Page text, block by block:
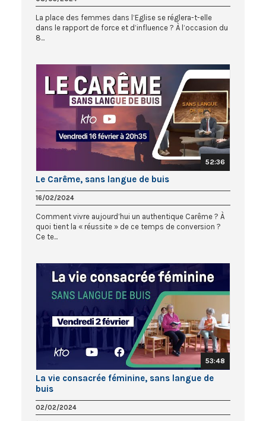
La place des femmes dans l’Eglise se réglera-t-elle
dans le rapport de force et d’influence ? À l’occasion du
8...
52:36
Le Carême, sans langue de buis
16/02/2024
Comment vivre aujourd’hui un authentique Carême ? À
quoi tient la « réussite » de ce temps de conversion ?
Ce te...
53:48
La vie consacrée féminine, sans langue de
buis
02/02/2024